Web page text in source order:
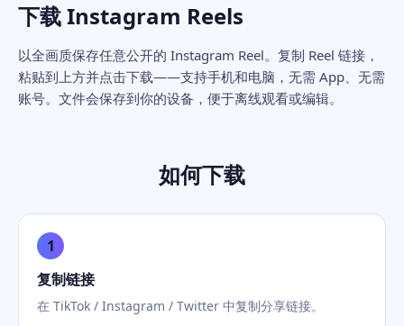
下载 Instagram Reels
以全画质保存任意公开的 Instagram Reel。复制 Reel 链接，
粘贴到上方并点击下载——支持手机和电脑，无需 App、无需
账号。文件会保存到你的设备，便于离线观看或编辑。
如何下载
1
复制链接
在 TikTok / Instagram / Twitter 中复制分享链接。